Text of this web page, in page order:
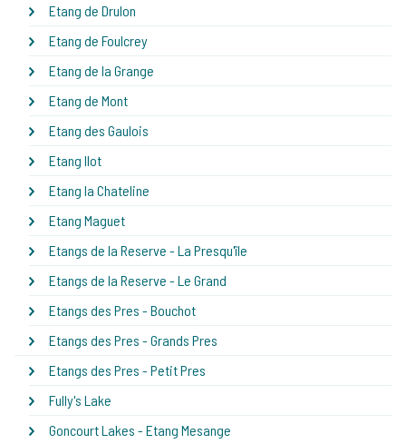
Etang de Drulon
Etang de Foulcrey
Etang de la Grange
Etang de Mont
Etang des Gaulois
Etang Ilot
Etang la Chateline
Etang Maguet
Etangs de la Reserve - La Presqu'île
Etangs de la Reserve - Le Grand
Etangs des Pres - Bouchot
Etangs des Pres - Grands Pres
Etangs des Pres - Petit Pres
Fully's Lake
Goncourt Lakes - Etang Mesange